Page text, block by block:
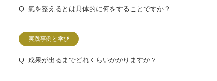
Q. 氣を整えるとは具体的に何をすることですか？
実践事例と学び
Q. 成果が出るまでどれくらいかかりますか？